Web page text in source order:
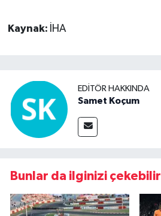
Kaynak: İHA
EDITÖR HAKKINDA
Samet Koçum
Bunlar da ilginizi çekebilir